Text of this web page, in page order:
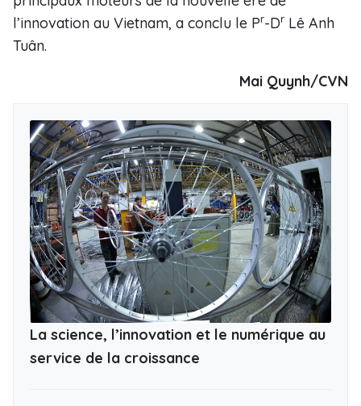
l’innovation au Vietnam, a conclu le Pr-Dr Lê Anh
Tuân.
Mai Quynh/CVN
La science, l’innovation et le numérique au
service de la croissance